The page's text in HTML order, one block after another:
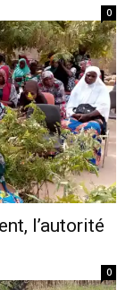
0
l’autorité
0